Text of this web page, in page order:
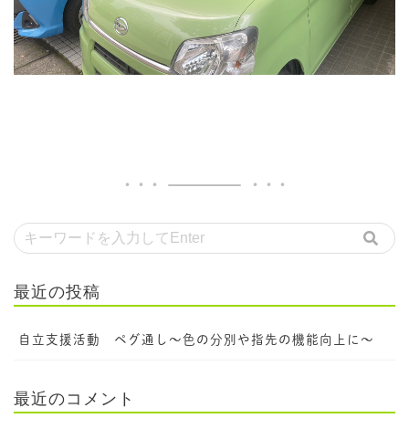
最近の投稿
自立支援活動 ペグ通し～色の分別や指先の機能向上に～
最近のコメント